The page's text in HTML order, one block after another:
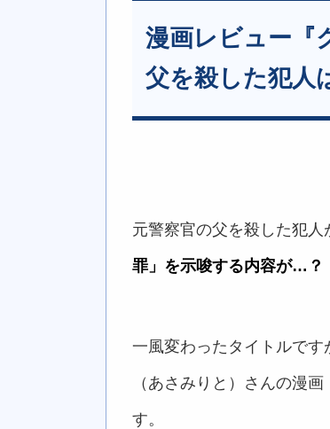
漫画レビュー『
父を殺した犯人
元警察官の父を殺した犯人
罪」を示唆する内容が…？
一風変わったタイトルで
（あさみりと）さんの漫画
す。